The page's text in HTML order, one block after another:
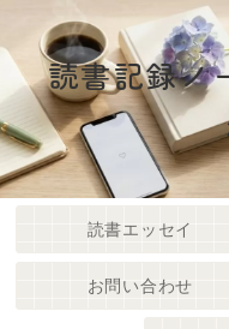
読書記録ノ
読書エッセイ
お問い合わせ